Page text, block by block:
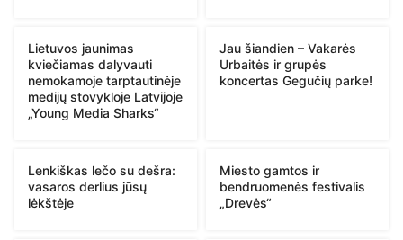
Lietuvos jaunimas
kviečiamas dalyvauti
nemokamoje tarptautinėje
medijų stovykloje Latvijoje
„Young Media Sharks“
Jau šiandien – Vakarės
Urbaitės ir grupės
koncertas Gegučių parke!
Lenkiškas lečo su dešra:
vasaros derlius jūsų
lėkštėje
Miesto gamtos ir
bendruomenės festivalis
„Drevės“